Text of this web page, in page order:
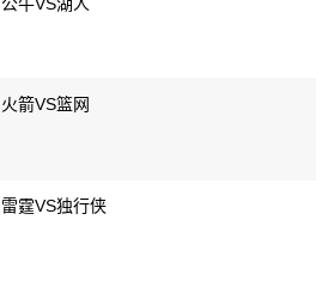
箭VS篮网
霆VS独行侠